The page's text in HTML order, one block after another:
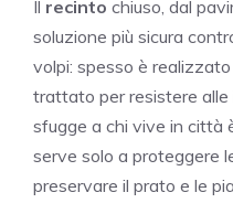
Il recinto chiuso, dal
soluzione più sicura
volpi: spesso è
trattato per resistere
sfugge a chi vive in città
serve solo a proteggere
preservare il prato e le